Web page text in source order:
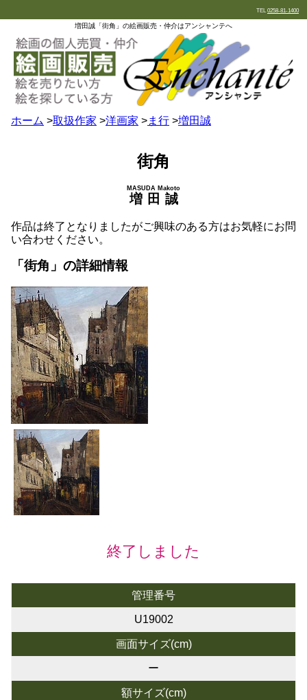
TEL 0258-81-1400
増田誠「街角」の絵画販売・仲介はアンシャンテへ
ホーム >取扱作家 >洋画家 >ま行 >増田誠
街角
増田誠
MASUDA Makoto
作品は終了となりましたがご興味のある方はお気軽にお問
い合わせください。
「街角」の詳細情報
終了しました
管理番号
U19002
画面サイズ(cm)
ー
額サイズ(cm)